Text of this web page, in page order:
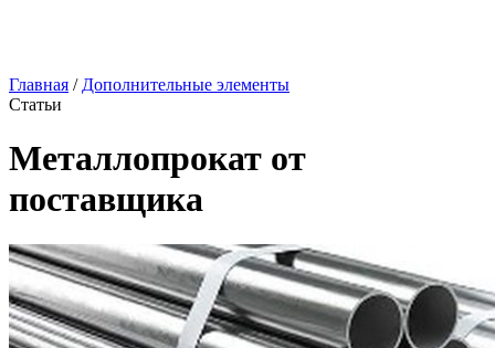
Главная / Дополнительные элементы
Статьи
Металлопрокат от
поставщика